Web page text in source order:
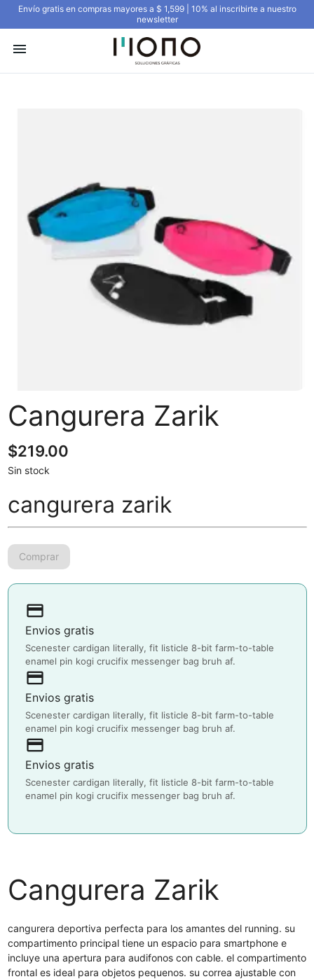
Envío gratis en compras mayores a $ 1,599 | 10% al inscribirte a nuestro
newsletter
menu
Cangurera Zarik
$219.00
Sin stock
cangurera zarik
payment
Envios gratis
Scenester cardigan literally, fit listicle 8-bit farm-to-table
enamel pin kogi crucifix messenger bag bruh af.
payment
Envios gratis
Scenester cardigan literally, fit listicle 8-bit farm-to-table
enamel pin kogi crucifix messenger bag bruh af.
payment
Envios gratis
Scenester cardigan literally, fit listicle 8-bit farm-to-table
enamel pin kogi crucifix messenger bag bruh af.
Cangurera Zarik
cangurera deportiva perfecta para los amantes del running. su
compartimento principal tiene un espacio para smartphone e
incluye una apertura para audifonos con cable. el compartimento
frontal es ideal para objetos pequenos. su correa ajustable con